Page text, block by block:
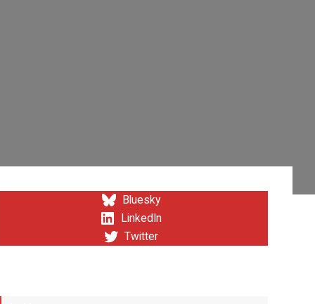
Bluesky
LinkedIn
Twitter